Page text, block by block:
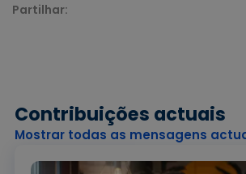
Partilhar:
Contribuições actuais
Mostrar todas as mensagens